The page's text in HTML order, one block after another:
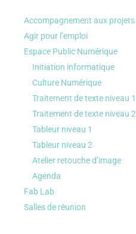
Accompagnement aux projets
Agir pour l’emploi
Espace Public Numérique
Initiation informatique
Culture Numérique
Traitement de texte niveau 1
Traitement de texte niveau 2
Tableur niveau 1
Tableur niveau 2
Atelier retouche d’image
Agenda
Fab Lab
Salles de réunion